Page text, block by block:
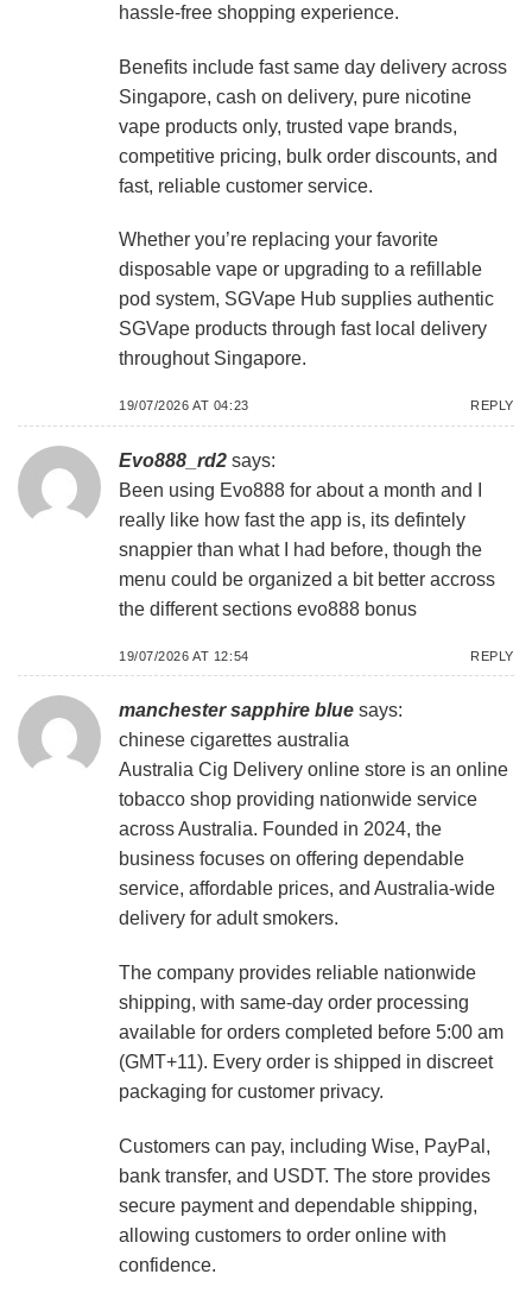
hassle-free shopping experience.
Benefits include fast same day delivery across
Singapore, cash on delivery, pure nicotine
vape products only, trusted vape brands,
competitive pricing, bulk order discounts, and
fast, reliable customer service.
Whether you’re replacing your favorite
disposable vape or upgrading to a refillable
pod system, SGVape Hub supplies authentic
SGVape products through fast local delivery
throughout Singapore.
19/07/2026 AT 04:23 REPLY
Evo888_rd2 says:
Been using Evo888 for about a month and I
really like how fast the app is, its defintely
snappier than what I had before, though the
menu could be organized a bit better accross
the different sections evo888 bonus
19/07/2026 AT 12:54 REPLY
manchester sapphire blue says:
chinese cigarettes australia
Australia Cig Delivery online store is an online
tobacco shop providing nationwide service
across Australia. Founded in 2024, the
business focuses on offering dependable
service, affordable prices, and Australia-wide
delivery for adult smokers.
The company provides reliable nationwide
shipping, with same-day order processing
available for orders completed before 5:00 am
(GMT+11). Every order is shipped in discreet
packaging for customer privacy.
Customers can pay, including Wise, PayPal,
bank transfer, and USDT. The store provides
secure payment and dependable shipping,
allowing customers to order online with
confidence.